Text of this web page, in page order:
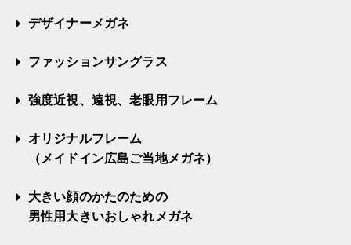
デザイナーメガネ
ファッションサングラス
強度近視、遠視、老眼用フレーム
オリジナルフレーム
（メイドイン広島ご当地メガネ）
大きい顔のかたのための
男性用大きいおしゃれメガネ